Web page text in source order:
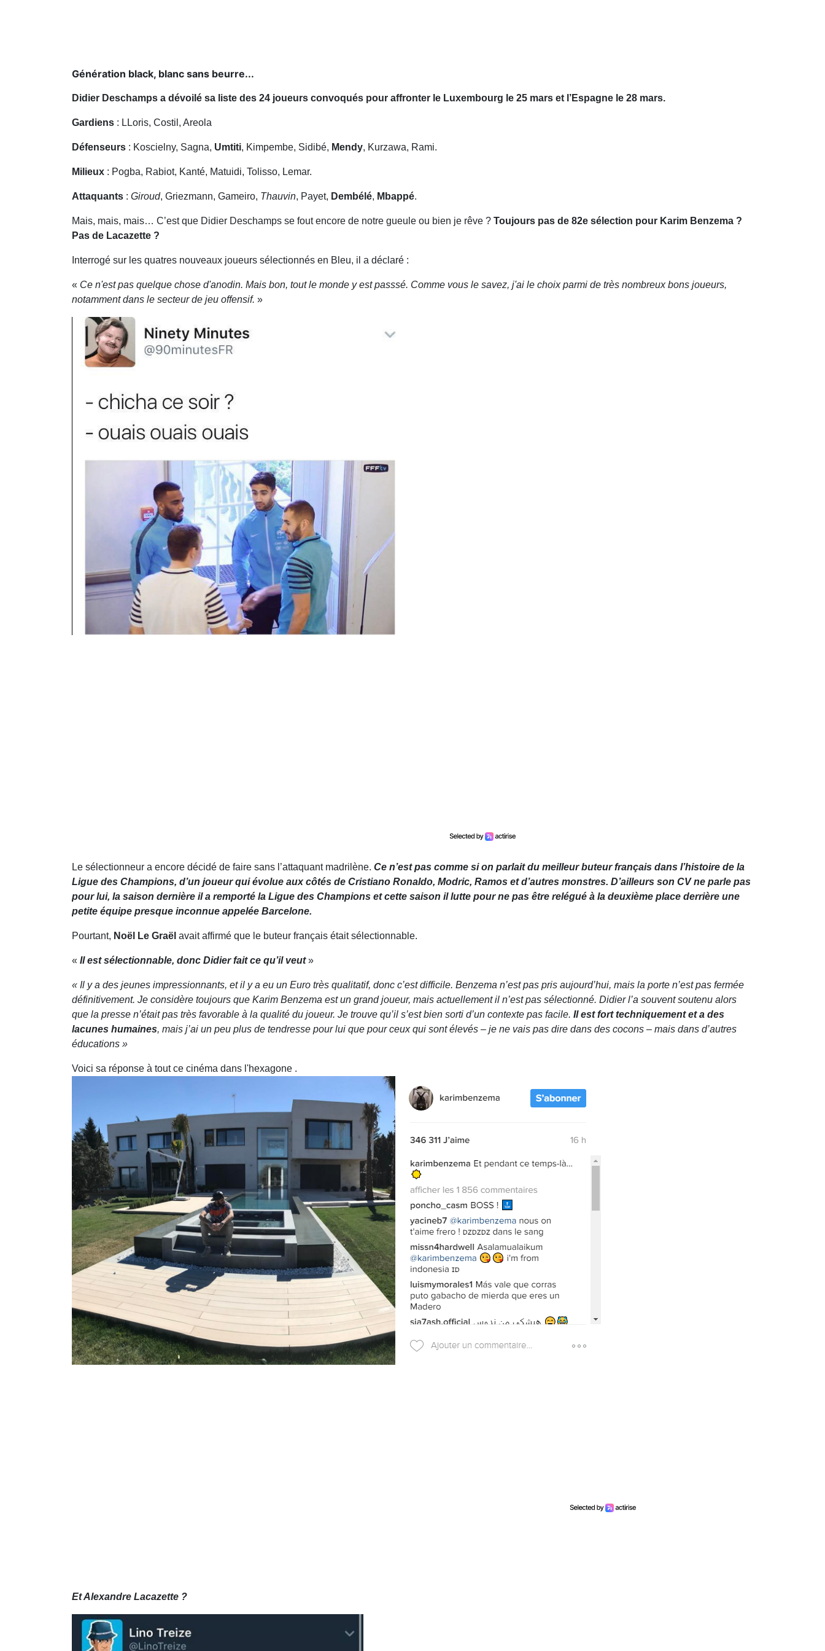
Génération black, blanc sans beurre...
Didier Deschamps a dévoilé sa liste des 24 joueurs convoqués pour affronter le Luxembourg le 25 mars et l’Espagne le 28 mars.
Gardiens : LLoris, Costil, Areola
Défenseurs : Koscielny, Sagna, Umtiti, Kimpembe, Sidibé, Mendy, Kurzawa, Rami.
Milieux : Pogba, Rabiot, Kanté, Matuidi, Tolisso, Lemar.
Attaquants : Giroud, Griezmann, Gameiro, Thauvin, Payet, Dembélé, Mbappé.
Mais, mais, mais… C’est que Didier Deschamps se fout encore de notre gueule ou bien je rêve ? Toujours pas de 82e sélection pour Karim Benzema ?
Pas de Lacazette ?
Interrogé sur les quatres nouveaux joueurs sélectionnés en Bleu, il a déclaré :
« Ce n'est pas quelque chose d'anodin. Mais bon, tout le monde y est passsé. Comme vous le savez, j'ai le choix parmi de très nombreux bons joueurs,
notamment dans le secteur de jeu offensif. »
Le sélectionneur a encore décidé de faire sans l’attaquant madrilène. Ce n’est pas comme si on parlait du meilleur buteur français dans l’histoire de la
Ligue des Champions, d’un joueur qui évolue aux côtés de Cristiano Ronaldo, Modric, Ramos et d’autres monstres. D’ailleurs son CV ne parle pas
pour lui, la saison dernière il a remporté la Ligue des Champions et cette saison il lutte pour ne pas être relégué à la deuxième place derrière une
petite équipe presque inconnue appelée Barcelone.
Pourtant, Noël Le Graël avait affirmé que le buteur français était sélectionnable.
« Il est sélectionnable, donc Didier fait ce qu’il veut»
« Il y a des jeunes impressionnants, et il y a eu un Euro très qualitatif, donc c’est difficile. Benzema n’est pas pris aujourd’hui, mais la porte n’est pas fermée
définitivement. Je considère toujours que Karim Benzema est un grand joueur, mais actuellement il n’est pas sélectionné. Didier l’a souvent soutenu alors
que la presse n’était pas très favorable à la qualité du joueur. Je trouve qu’il s’est bien sorti d’un contexte pas facile. Il est fort techniquement et a des
lacunes humaines, mais j’ai un peu plus de tendresse pour lui que pour ceux qui sont élevés – je ne vais pas dire dans des cocons – mais dans d’autres
éducations »
Voici sa réponse à tout ce cinéma dans l'hexagone .
Et Alexandre Lacazette ?